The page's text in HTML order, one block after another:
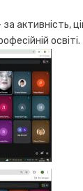
активність,
освіті.